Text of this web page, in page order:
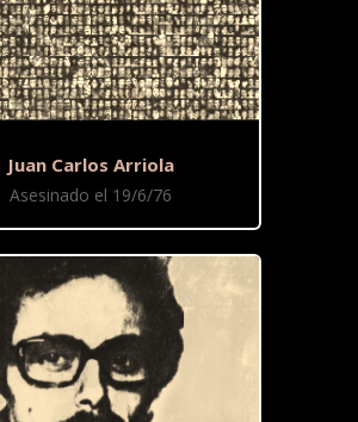
Juan Carlos Arriola
Asesinado el 19/6/76